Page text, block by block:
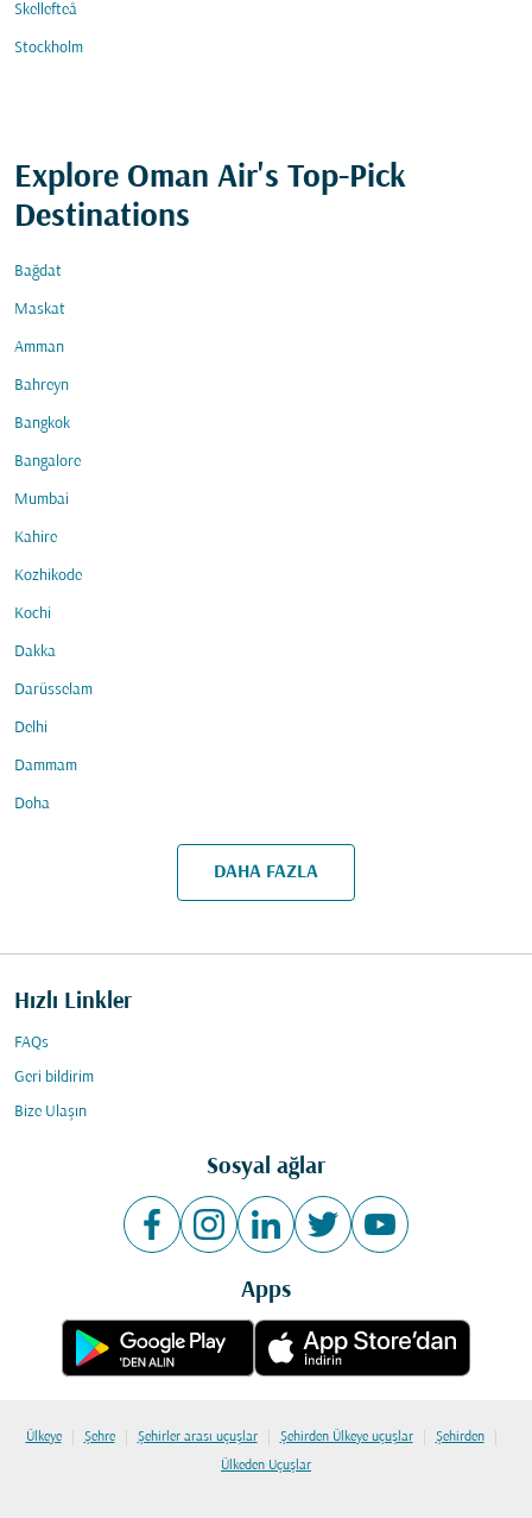
Skellefteå
Stockholm
Explore Oman Air's Top-Pick
Destinations
Bağdat
Maskat
Amman
Bahreyn
Bangkok
Bangalore
Mumbai
Kahire
Kozhikode
Kochi
Dakka
Darüsselam
Delhi
Dammam
Doha
DAHA FAZLA
Hızlı Linkler
FAQs
Geri bildirim
Bize Ulaşın
Sosyal ağlar
Apps
Ülkeye | Şehre | Şehirler arası uçuşlar | Şehirden Ülkeye uçuşlar | Şehirden |
Ülkeden Uçuşlar